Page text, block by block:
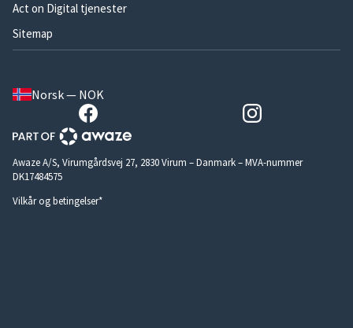
Act on Digital tjenester
Sitemap
Norsk — NOK
Awaze A/S, Virumgårdsvej 27, 2830 Virum – Danmark – MVA-nummer
DK17484575
Vilkår og betingelser*